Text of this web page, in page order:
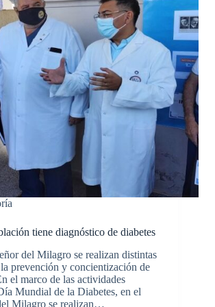
tiene diagnóstico de diabetes
del Milagro se realizan distintas
prevención y concientización de
el marco de las actividades
Mundial de la Diabetes, en el
Milagro se realizan…